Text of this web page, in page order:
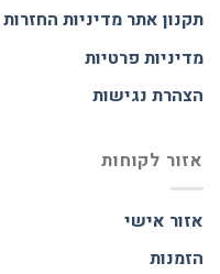
תקנון אתרמדיניות החזרות
מדיניות פרטיות
הצהרת נגישות
אזור לקוחות
אזור אישי
הזמנות